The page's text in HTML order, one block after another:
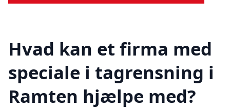
Hvad kan et firma med
speciale i tagrensning i
Ramten hjælpe med?